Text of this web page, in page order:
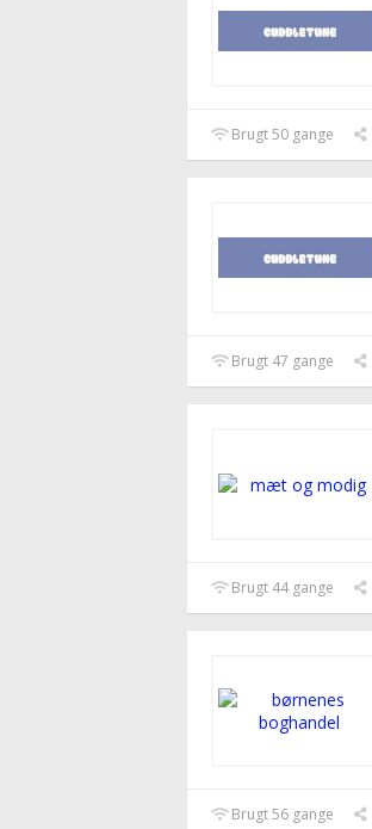
Brugt 50 gange
Brugt 47 gange
Brugt 44 gange
Brugt 56 gange